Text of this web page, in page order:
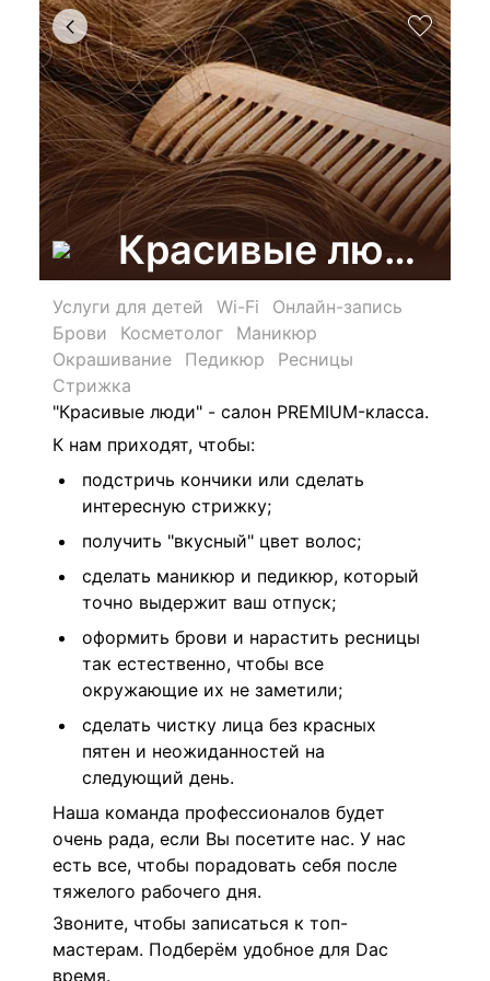
Красивые люди,
Услуги для детей Wi-Fi
Онлайн-запись
Брови
Косметолог
Маникюр
Окрашивание
Педикюр
Ресницы
Стрижка
"Красивые люди" - салон PREMIUM-класса.
К нам приходят, чтобы:
подстричь кончики или сделать
интересную стрижку;
получить "вкусный" цвет волос;
сделать маникюр и педикюр, который
точно выдержит ваш отпуск;
оформить брови и нарастить ресницы
так естественно, чтобы все
окружающие их не заметили;
сделать чистку лица без красных
пятен и неожиданностей на
следующий день.
Наша команда профессионалов будет
очень рада, если Вы посетите нас. У нас
есть все, чтобы порадовать себя после
тяжелого рабочего дня.
Звоните, чтобы записаться к топ-
мастерам. Подберём удобное для Dас
время.